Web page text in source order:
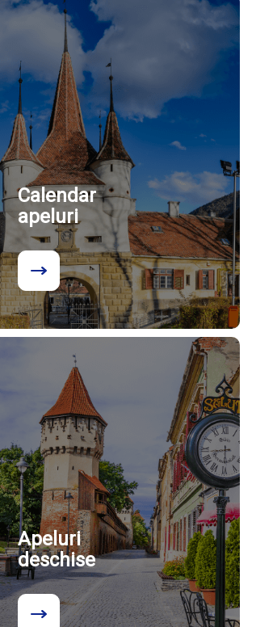
Calendar
apeluri
Apeluri
deschise